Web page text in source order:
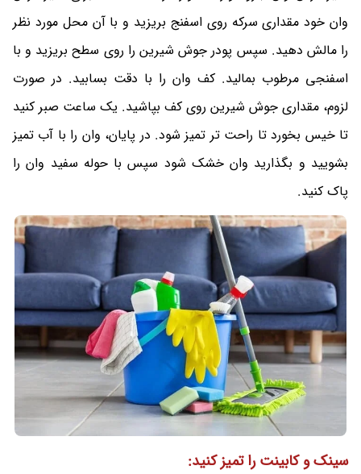
وان خود مقداری سرکه روی اسفنج بریزید و با آن محل مورد نظر
را مالش دهید. سپس پودر جوش شیرین را روی سطح بریزید و با
اسفنجی مرطوب بمالید. کف وان را با دقت بسابید. در صورت
لزوم، مقداری جوش شیرین روی کف بپاشید. یک ساعت صبر کنید
تا خیس بخورد تا راحت تر تمیز شود. در پایان، وان را با آب تمیز
بشویید و بگذارید وان خشک شود سپس با حوله سفید وان را
پاک کنید.
سینک و کابینت را تمیز کنید: